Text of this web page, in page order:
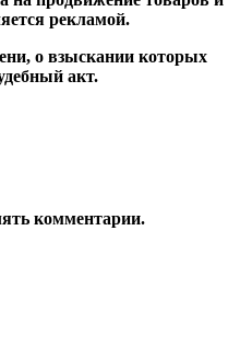
рекламой.
о взыскании которых
акт.
комментарии.